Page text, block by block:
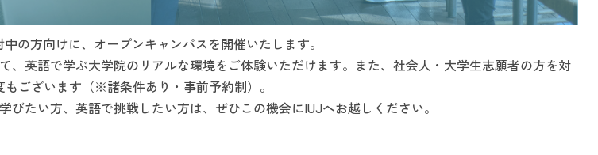
の方向けに、オープンキャンパスを開催いたします。
、英語で学ぶ大学院のリアルな環境をご体験いただけます。また、社会人・大学生志願者の方を対
ございます（※諸条件あり・事前予約制）。
たい方、英語で挑戦したい方は、ぜひこの機会にIUJへお越しください。